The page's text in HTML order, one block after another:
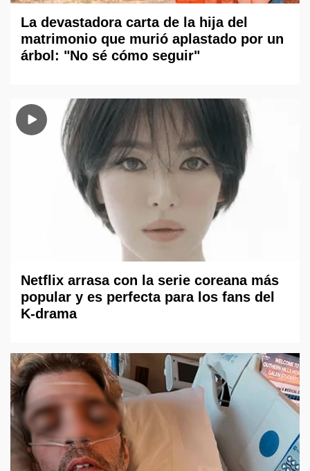
La devastadora carta de la hija del
matrimonio que murió aplastado por un
árbol: "No sé cómo seguir"
Netflix arrasa con la serie coreana más
popular y es perfecta para los fans del
K-drama